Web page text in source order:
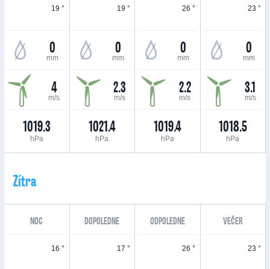
19 °
0
mm
4
m/s
1019.3
hPa
19 °
0
mm
2.3
m/s
1021.4
hPa
26 °
0
mm
2.2
m/s
1019.4
hPa
23 °
0
mm
3.1
m/s
1018.5
hPa
Zítra
NOC DOPOLEDNE ODPOLEDNE VEČER
16 ° 17 ° 26 ° 23 °